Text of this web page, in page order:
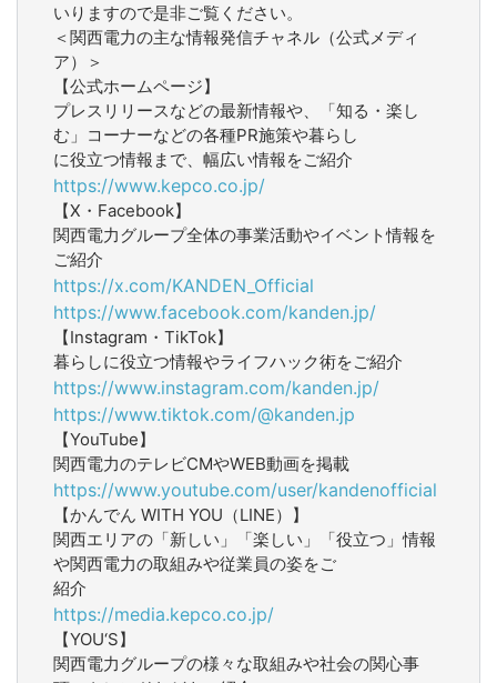
いりますので是非ご覧ください。
＜関西電力の主な情報発信チャネル（公式メディ
ア）＞
【公式ホームページ】
プレスリリースなどの最新情報や、「知る・楽し
む」コーナーなどの各種PR施策や暮らし
に役立つ情報まで、幅広い情報をご紹介
https://www.kepco.co.jp/
【X・Facebook】
関西電力グループ全体の事業活動やイベント情報を
ご紹介
https://x.com/KANDEN_Official
https://www.facebook.com/kanden.jp/
【Instagram・TikTok】
暮らしに役立つ情報やライフハック術をご紹介
https://www.instagram.com/kanden.jp/
https://www.tiktok.com/@kanden.jp
【YouTube】
関西電力のテレビCMやWEB動画を掲載
https://www.youtube.com/user/kandenofficial
【かんでん WITH YOU（LINE）】
関西エリアの「新しい」「楽しい」「役立つ」情報
や関西電力の取組みや従業員の姿をご
紹介
https://media.kepco.co.jp/
【YOU‘S】
関西電力グループの様々な取組みや社会の関心事